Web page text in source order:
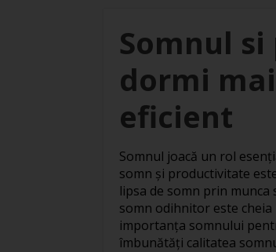
Somnul
dormi
eficient
Somnul joacă un rol
somn și productivitate
lipsa de somn prin
somn odihnitor este
importanța somnului
îmbunătăți calitatea